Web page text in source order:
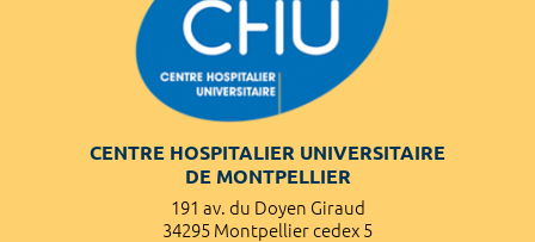
CENTRE HOSPITALIER UNIVERSITAIRE
DE MONTPELLIER
191 av. du Doyen Giraud
34295 Montpellier cedex 5